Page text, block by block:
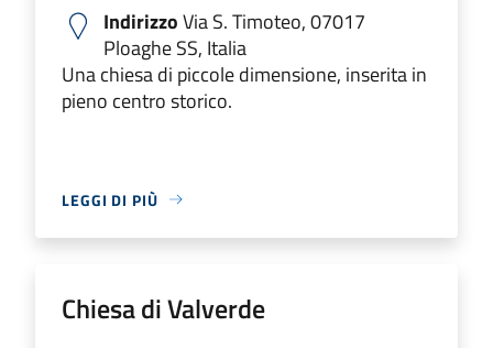
IndirizzoVia S. Timoteo, 07017
Ploaghe SS, Italia
Una chiesa di piccole dimensione, inserita in
pieno centro storico.
LEGGI DI PIÙ
Chiesa di Valverde